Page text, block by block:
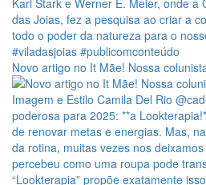
Novo artigo no It Mãe! Nossa